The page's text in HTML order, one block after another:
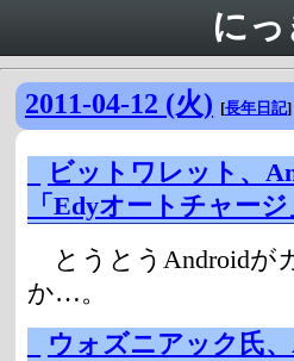
にっ
2011-04-12 (火) [長年日記]
ビットワレット、
「Edyオートチャージ
とうとうAndroidが
か…。
ウォズニアック氏